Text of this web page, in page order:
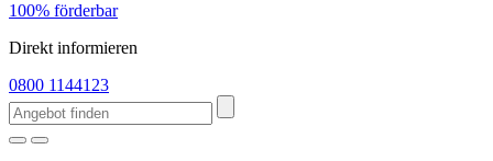
100% förderbar
Direkt informieren
0800 1144123